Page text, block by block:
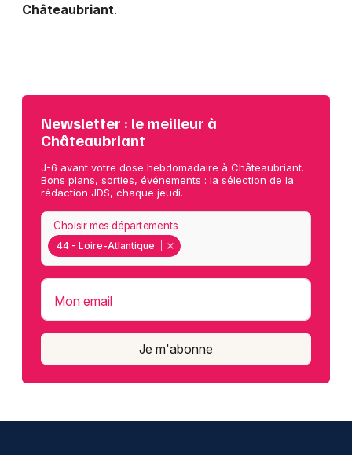
Châteaubriant.
Newsletter : le meilleur à
Châteaubriant
J-6 avant votre dose hebdomadaire à Châteaubriant.
Bons plans, sorties, événements : la sélection de la
rédaction JDS, chaque jeudi.
44 - Loire-Atlantique
Choisir mes départements
Mon email
Je m'abonne